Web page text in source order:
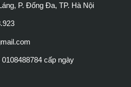
P. Đống Đa, TP. Hà Nội
cấp ngày